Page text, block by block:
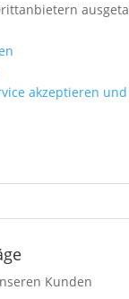
akzeptieren
Kunden